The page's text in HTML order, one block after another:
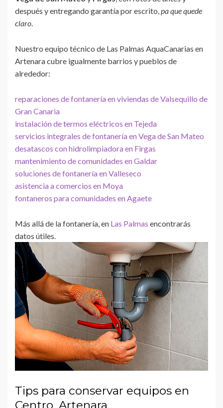
después y entregando garantía por escrito,pa que quede
claro.
Nuestro equipo técnico de Las Palmas AquaCanarias en
Artenara cubre igualmente barrios y pueblos de
alrededor:
reparaciones de fontanería en viviendas de Valsequillo de
Gran Canaria
instalación de termos eléctricos en Tejeda
servicios integrales de fontanería en Vega de San Mateo
desatascos con hidrolimpiadora en Firgas
mantenimiento de comunidades en Galdar
soluciones de fontanería en Valleseco
asistencia a comercios en Moya
fontaneros para comunidades en Agaete
Más allá de la fontanería, en Las Palmas encontrarás
datos útiles.
Tips para conservar equipos en
Centro, Artenara